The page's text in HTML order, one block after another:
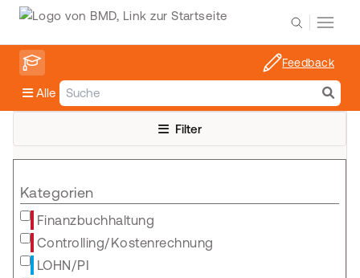
Alle
Feedback
Filter
Kategorien
Finanzbuchhaltung
Controlling/Kostenrechnung
LOHN/PI